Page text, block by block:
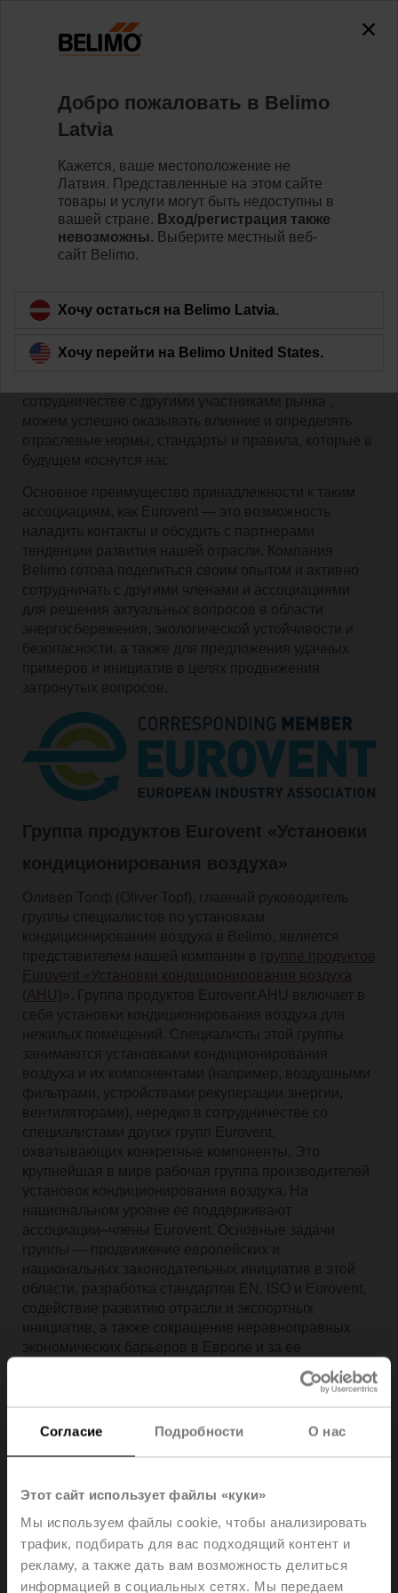
Согласие Подробности О нас
Этот сайт использует файлы «куки»
Мы используем файлы cookie, чтобы анализировать
трафик, подбирать для вас подходящий контент и
рекламу, а также дать вам возможность делиться
информацией в социальных сетях. Мы передаем
Главная страница Новости
Belimo становится членом-
корреспондентом Eurovent
В ноябре 2022 года компания Belimo стала
европейской отраслевой ассоциации по
микроклимату в помещениях (ОВиК), системам
технологического охлаждения и технологиям
холодовой цепи для пищевых продуктов. В качестве
сотрудничестве с другими участниками рынка ,
можем успешно оказывать влияние и определять
отраслевые нормы, стандарты и правила, которые в
будущем коснутся нас.
Основное преимущество принадлежности к таким
ассоциациям, как Eurovent — это возможность
наладить контакты и обсудить с партнерами
тенденции развития нашей отрасли.
Компания
Belimo готова поделиться своим опытом и активно
сотрудничать с другими членами и ассоциациями
для решения актуальных вопросов в области
энергосбережения, экологической устойчивости и
безопасности, а также для предложения удачных
примеров и инициатив в целях продвижения
затронутых вопросов.
Группа продуктов Eurovent «Установки
кондиционирования воздуха»
Оливер Топф (Oliver Topf), главный руководитель
группы специалистов по установкам
кондиционирования воздуха в Belimo, является
представителем нашей компании в группе продуктов
Eurovent «Установки кондиционирования воздуха
(AHU) ». Группа продуктов Eurovent AHU включает в
себя установки кондиционирования воздуха для
нежилых помещений. Специалисты этой группы
занимаются установками кондиционирования
воздуха и их компонентами (например, воздушными
фильтрами, устройствами рекуперации энергии,
вентиляторами), нередко в сотрудничестве со
специалистами других групп Eurovent,
охватывающих конкретные компоненты. Это
крупнейшая в мире рабочая группа производителей
установок кондиционирования воздуха. На
национальном уровне ее поддерживают
ассоциации–члены Eurovent. Основные задачи
группы — продвижение европейских и
национальных законодательных инициатив в этой
области, разработка стандартов EN, ISO и Eurovent,
содействие развитию отрасли и экспортных
инициатив, а также сокращение неравноправных
экономических барьеров в Европе и за ее
Рабочая группа Eurovent по
экологической декларации продукции
Марк Шнайдер (Mark Schneider), руководитель
группы по вопросам экологического развития в
компании Belimo, является нашим представителем в
недавно сформированной рабочей группе Eurovent
по экологической декларации продукции (EPD).
Добро пожаловать в Belimo
Latvia
Кажется, ваше местоположение не
Латвия. Представленные на этом сайте
товары и услуги могут быть недоступны в
вашей стране. Вход/регистрация также
невозможны. Выберите местный веб-
сайт Belimo.
Хочу остаться на Belimo Latvia.
Хочу перейти на Belimo United States.